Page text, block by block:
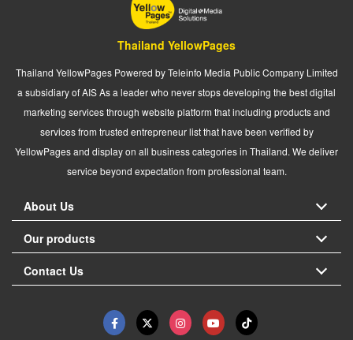
Thailand YellowPages
Thailand YellowPages Powered by Teleinfo Media Public Company Limited
a subsidiary of AIS As a leader who never stops developing the best digital
marketing services through website platform that including products and
services from trusted entrepreneur list that have been verified by
YellowPages and display on all business categories in Thailand. We deliver
service beyond expectation from professional team.
About Us
Our products
Contact Us